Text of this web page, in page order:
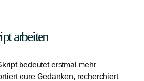
arbeiten
bedeutet erstmal mehr
eure Gedanken, recherchiert